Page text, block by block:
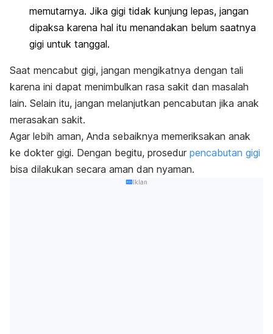
memutarnya. Jika gigi tidak kunjung lepas, jangan
dipaksa karena hal itu menandakan belum saatnya
gigi untuk tanggal.
Saat mencabut gigi, jangan mengikatnya dengan tali
karena ini dapat menimbulkan rasa sakit dan masalah
lain. Selain itu, jangan melanjutkan pencabutan jika anak
merasakan sakit.
Agar lebih aman, Anda sebaiknya memeriksakan anak
ke dokter gigi. Dengan begitu, prosedur pencabutan gigi
bisa dilakukan secara aman dan nyaman.
Iklan